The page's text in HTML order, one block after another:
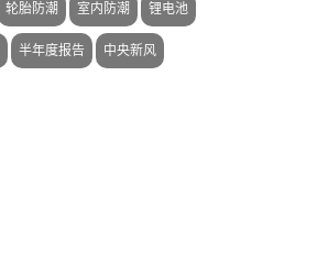
轮胎防潮 室内防潮 锂电池
半年度报告 中央新风